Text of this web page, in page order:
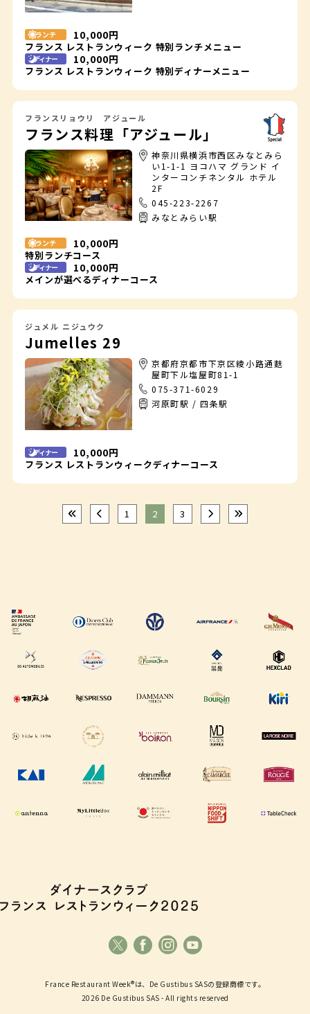
ランチ
フランス レストランウィーク 特別ランチメニュー
10,000円
ディナー
フランス レストランウィーク 特別ディナーメニュー
10,000円
フランス料理「アジュール」
フランスリョウリ アジュール
神奈川県横浜市西区みなとみら
い1-1-1 ヨコハマ グランド イ
ンターコンチネンタル ホテル
2F
045-223-2267
みなとみらい駅
ランチ
特別ランチコース
10,000円
ディナー
メインが選べるディナーコース
10,000円
Jumelles 29
ジュメル ニジュウク
京都府京都市下京区綾小路通麩
屋町下ル塩屋町81-1
075-371-6029
河原町駅 / 四条駅
ディナー
フランス レストランウィークディナーコース
10,000円
1 2 3
France Restaurant Week®は、De Gustibus SASの登録商標です。
2026 De Gustibus SAS - All rights reserved